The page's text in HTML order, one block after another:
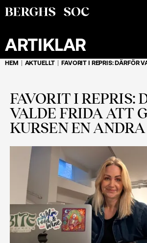
ARTIKLAR
HEM AKTUELLT FAVORIT I REPRIS: DÄRFÖR VALDE FRIDA
FAVORIT I REPRIS:
VALDE FRIDA ATT
KURSEN EN